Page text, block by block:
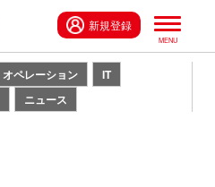
新規登録
オペレーション
IT
ニュース